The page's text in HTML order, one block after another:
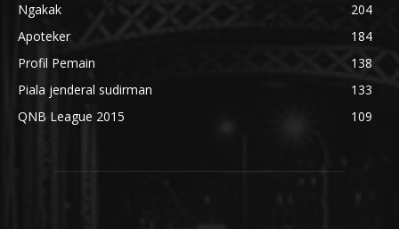
Ngakak
204
Apoteker
184
Profil Pemain
138
Piala jenderal sudirman
133
QNB League 2015
109